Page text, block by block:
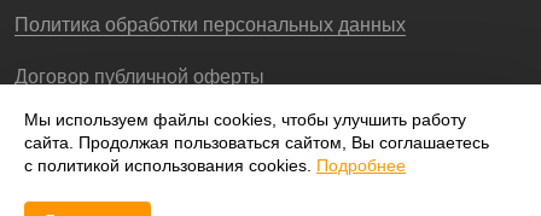
Политика обработки персональных данных
Договор публичной оферты
© 2009-2026 – ООО «Роллгео»
Мы используем файлы cookies, чтобы улучшить работу
сайта. Продолжая пользоваться сайтом, Вы соглашаетесь
с политикой использования cookies. Подробнее